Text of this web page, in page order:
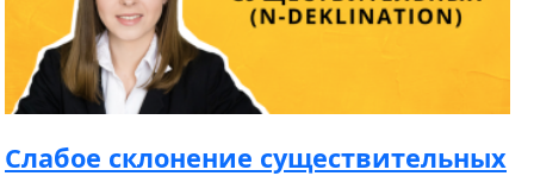
Cлабое склонение существительных